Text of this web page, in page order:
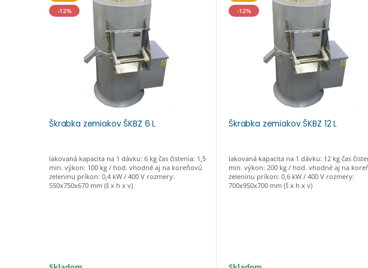
-12%
Škrabka zemiakov ŠKBZ 6 L
lakovaná kapacita na 1 dávku: 6 kg čas čistenia: 1,5
min. výkon: 100 kg / hod. vhodné aj na koreňovú
zeleninu príkon: 0,4 kW / 400 V rozmery:
550x750x670 mm (š x h x v)
-12%
Škrabka zemiakov ŠKBZ 12 L
lakovaná kapacita na 1 dávku: 12 kg čas
min. výkon: 200 kg / hod. vhodné aj na
zeleninu príkon: 0,6 kW / 400 V rozmery:
700x950x700 mm (š x h x v)